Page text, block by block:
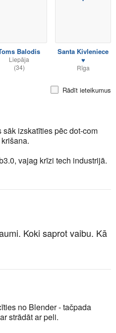
Balodis
Liepāja
(34)
Santa Kivleniece
♥
Rīga
Rādīt ieteikumus
izskatīties pēc dot-com
vajag krīzi tech industrijā.
Koki saprot vaibu. Kā
no Blender - tačpada
strādāt ar peli.